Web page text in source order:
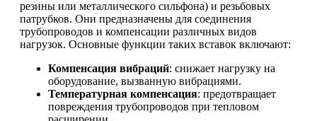
резины или металлического сильфона) и резьбовых
патрубков. Они предназначены для соединения
трубопроводов и компенсации различных видов
нагрузок. Основные функции таких вставок включают:
Компенсация вибраций: снижает нагрузку на
оборудование, вызванную вибрациями.
Температурная компенсация: предотвращает
повреждения трубопроводов при тепловом